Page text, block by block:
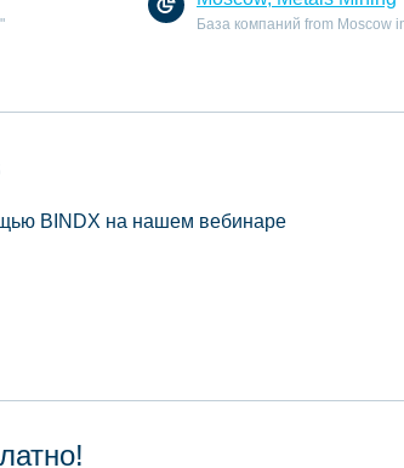
База компаний from Moscow
BINDX на нашем вебинаре